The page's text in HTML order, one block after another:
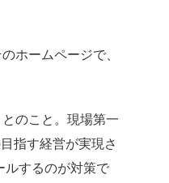
ホームページで、
のこと。現場第一
指す経営が実現さ
ルするのが対策で